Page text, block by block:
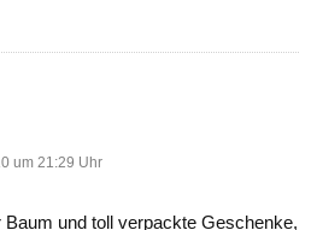
um 21:29 Uhr
und toll verpackte Geschenke,